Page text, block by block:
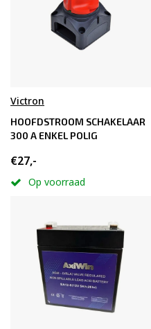
Victron
HOOFDSTROOM SCHAKELAAR
300 A ENKEL POLIG
€27,-
Op voorraad